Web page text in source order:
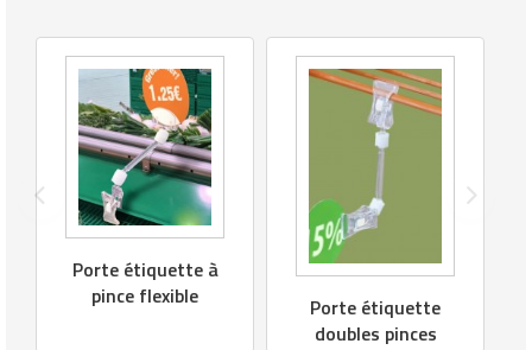
Porte étiquette à
pince flexible
Porte étiquette
doubles pinces